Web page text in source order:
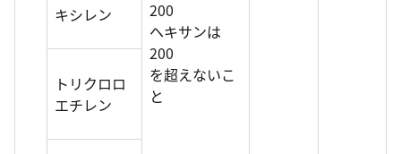
200
ヘキサンは
200
を超えないこ
と
キシレン
トリクロロ
エチレン